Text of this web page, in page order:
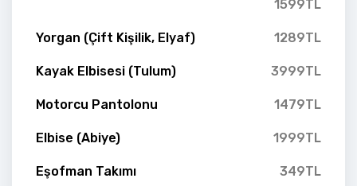
1599TL
Yorgan (Çift Kişilik, Elyaf) 1289TL
Kayak Elbisesi (Tulum) 3999TL
Motorcu Pantolonu 1479TL
Elbise (Abiye) 1999TL
Eşofman Takımı 349TL